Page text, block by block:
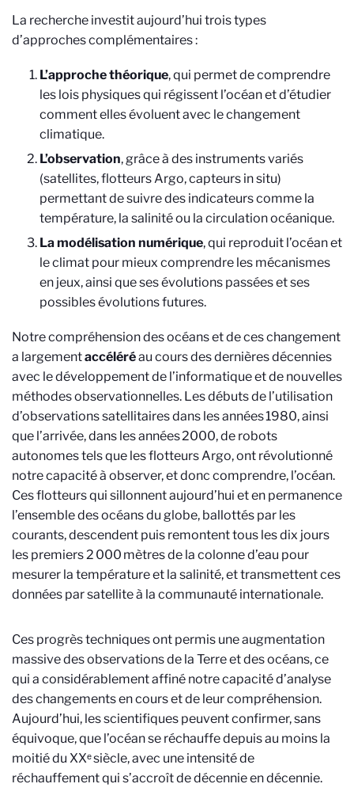
La recherche investit aujourd’hui trois types
d’approches complémentaires :
L’approche théorique, qui permet de comprendre
les lois physiques qui régissent l’océan et d’étudier
comment elles évoluent avec le changement
climatique.
L’observation, grâce à des instruments variés
(satellites, flotteurs Argo, capteurs in situ)
permettant de suivre des indicateurs comme la
température, la salinité ou la circulation océanique.
La modélisation numérique, qui reproduit l’océan et
le climat pour mieux comprendre les mécanismes
en jeux, ainsi que ses évolutions passées et ses
possibles évolutions futures.
Notre compréhension des océans et de ces changement
a largementaccéléréau cours des dernières décennies
avec le développement de l’informatique et de nouvelles
méthodes observationnelles. Les débuts de l’utilisation
d’observations satellitaires dans les années 1980, ainsi
que l’arrivée, dans les années 2000, de robots
autonomes tels que les flotteurs Argo, ont révolutionné
notre capacité à observer, et donc comprendre, l’océan.
Ces flotteurs qui sillonnent aujourd’hui et en permanence
l’ensemble des océans du globe, ballottés par les
courants, descendent puis remontent tous les dix jours
les premiers 2 000 mètres de la colonne d’eau pour
mesurer la température et la salinité, et transmettent ces
données par satellite à la communauté internationale.
Ces progrès techniques ont permis une augmentation
massive des observations de la Terre et des océans, ce
qui a considérablement affiné notre capacité d’analyse
des changements en cours et de leur compréhension.
Aujourd’hui, les scientifiques peuvent confirmer, sans
équivoque, que l’océan se réchauffe depuis au moins la
moitié du XXᵉ siècle, avec une intensité de
réchauffement qui s’accroît de décennie en décennie.